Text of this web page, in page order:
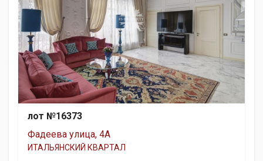
лот №16373
Фадеева улица, 4А
ИТАЛЬЯНСКИЙ КВАРТАЛ